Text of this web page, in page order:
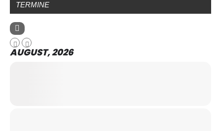
TERMINE
AUGUST, 2026